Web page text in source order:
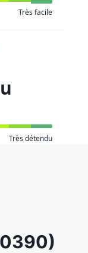
Très facile
Très détendu